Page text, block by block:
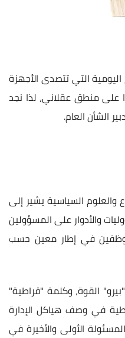
التي تتصدى الأجهزة
على منطق عقلاني، لذا نجد
الشأن العام.
والعلوم السياسية يشير إلى
والأدوار على المسؤولين
في إطار معين حسب
القوة، وكلمة "قراطية"
في وصف هياكل الإدارة
الأولى والأخيرة في